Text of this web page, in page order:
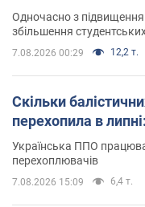
Одночасно з
збільшення
7.08.2026 00:29 12,2 т.
Скільки
перехопила в
Українська ППО
перехоплювачів
7.08.2026 15:09 6,4 т.